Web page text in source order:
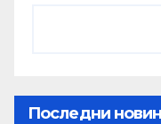
Последни